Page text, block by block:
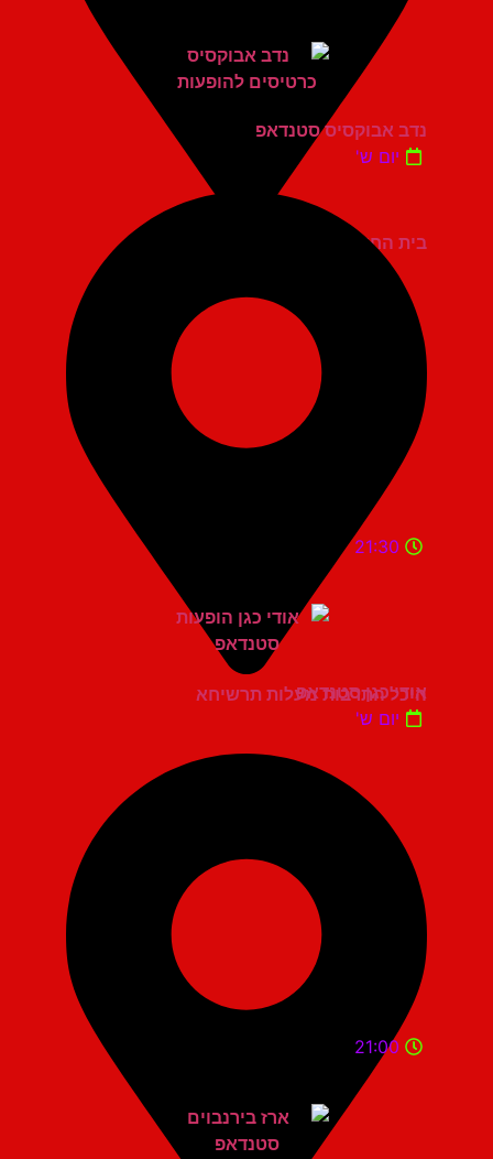
בית החייל תל אביב
נדב אבוקסיס סטנדאפ
יום ש'
היכל התרבות מעלות תרשיחא
21:30
אודי כגן סטנדאפ
יום ש'
21:00